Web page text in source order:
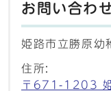
お問い合わ
姫路市立勝原幼
住所:
〒671-1203